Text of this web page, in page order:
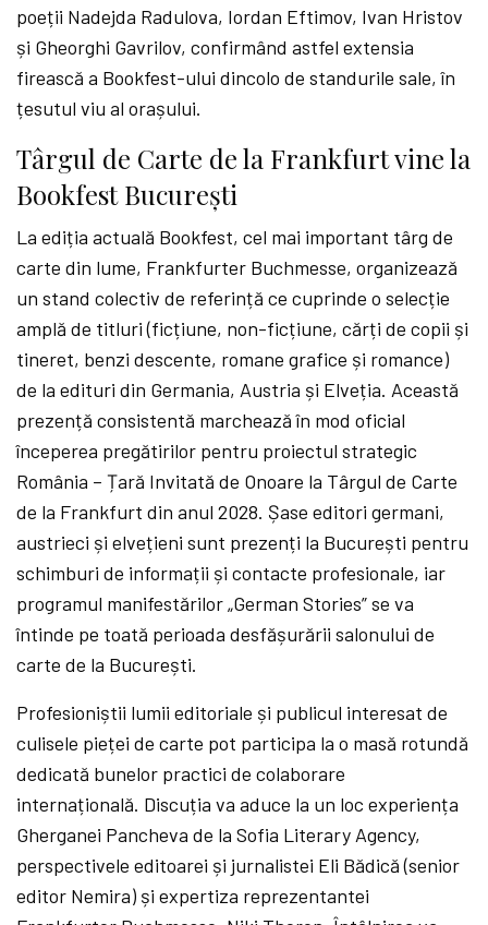
poeții Nadejda Radulova, Iordan Eftimov, Ivan Hristov
și Gheorghi Gavrilov, confirmând astfel extensia
firească a Bookfest-ului dincolo de standurile sale, în
țesutul viu al orașului.
Târgul de Carte de la Frankfurt vine la
Bookfest București
La ediția actuală Bookfest, cel mai important târg de
carte din lume, Frankfurter Buchmesse, organizează
un stand colectiv de referință ce cuprinde o selecție
amplă de titluri (ficțiune, non-ficțiune, cărți de copii și
tineret, benzi descente, romane grafice și romance)
de la edituri din Germania, Austria și Elveția. Această
prezență consistentă marchează în mod oficial
începerea pregătirilor pentru proiectul strategic
România – Țară Invitată de Onoare la Târgul de Carte
de la Frankfurt din anul 2028. Șase editori germani,
austrieci și elvețieni sunt prezenți la București pentru
schimburi de informații și contacte profesionale, iar
programul manifestărilor „German Stories” se va
întinde pe toată perioada desfășurării salonului de
carte de la București.
Profesioniștii lumii editoriale și publicul interesat de
culisele pieței de carte pot participa la o masă rotundă
dedicată bunelor practici de colaborare
internațională. Discuția va aduce la un loc experiența
Gherganei Pancheva de la Sofia Literary Agency,
perspectivele editoarei și jurnalistei Eli Bădică (senior
editor Nemira) și expertiza reprezentantei